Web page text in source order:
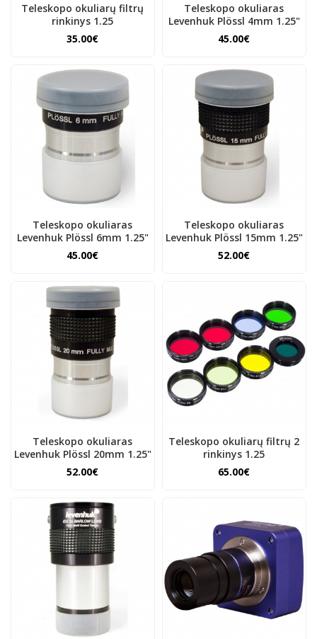
Teleskopo okuliarų filtrų
rinkinys 1.25
35.00€
Teleskopo okuliaras
Levenhuk Plössl 4mm 1.25"
45.00€
Teleskopo okuliaras
Levenhuk Plössl 6mm 1.25"
45.00€
Teleskopo okuliaras
Levenhuk Plössl 15mm 1.25"
52.00€
Teleskopo okuliaras
Levenhuk Plössl 20mm 1.25"
52.00€
Teleskopo okuliarų filtrų 2
rinkinys 1.25
65.00€